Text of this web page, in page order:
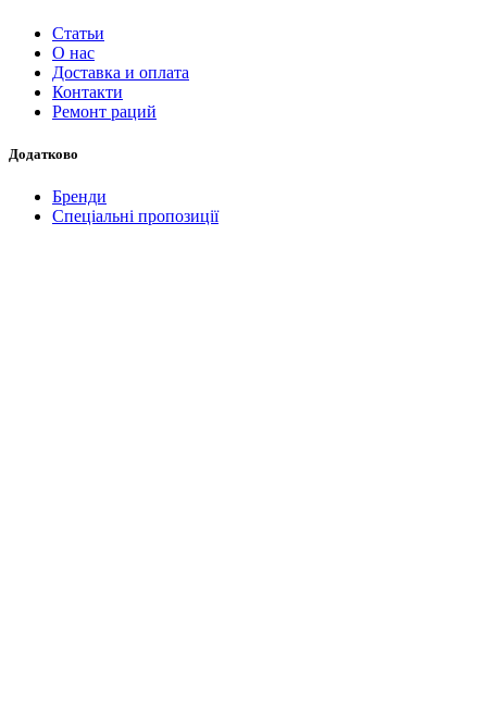
Статьи
О нас
Доставка и оплата
Контакти
Ремонт раций
Додатково
Бренди
Спеціальні пропозиції